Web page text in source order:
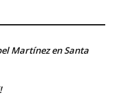
Martínez en Santa